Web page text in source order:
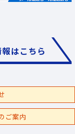
はこちら
ご案内